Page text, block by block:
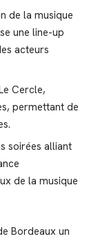
de la musique
une line-up
acteurs
Cercle,
permettant de
soirées alliant
de la musique
Bordeaux un